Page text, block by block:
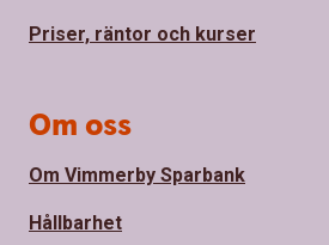
Priser, räntor och kurser
Om oss
Om Vimmerby Sparbank
Hållbarhet